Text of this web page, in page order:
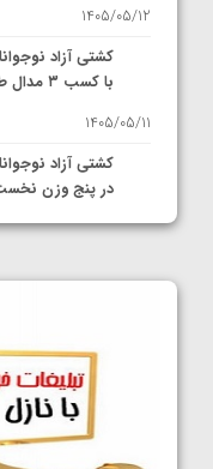
1405/05/12
کشتی آزاد
با کسب ۳ مدال طلا، ۱ نقره و ۲ مدال برنز
1405/05/11
کشتی آزاد
در پنج وزن
1405/05/11
کشتی آزاد
ایران مشخص
1405/05/08